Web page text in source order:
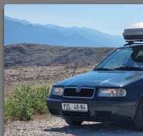
Po - Pá 9:00 - 17:00
Úvod Ostatní elektronika Sada